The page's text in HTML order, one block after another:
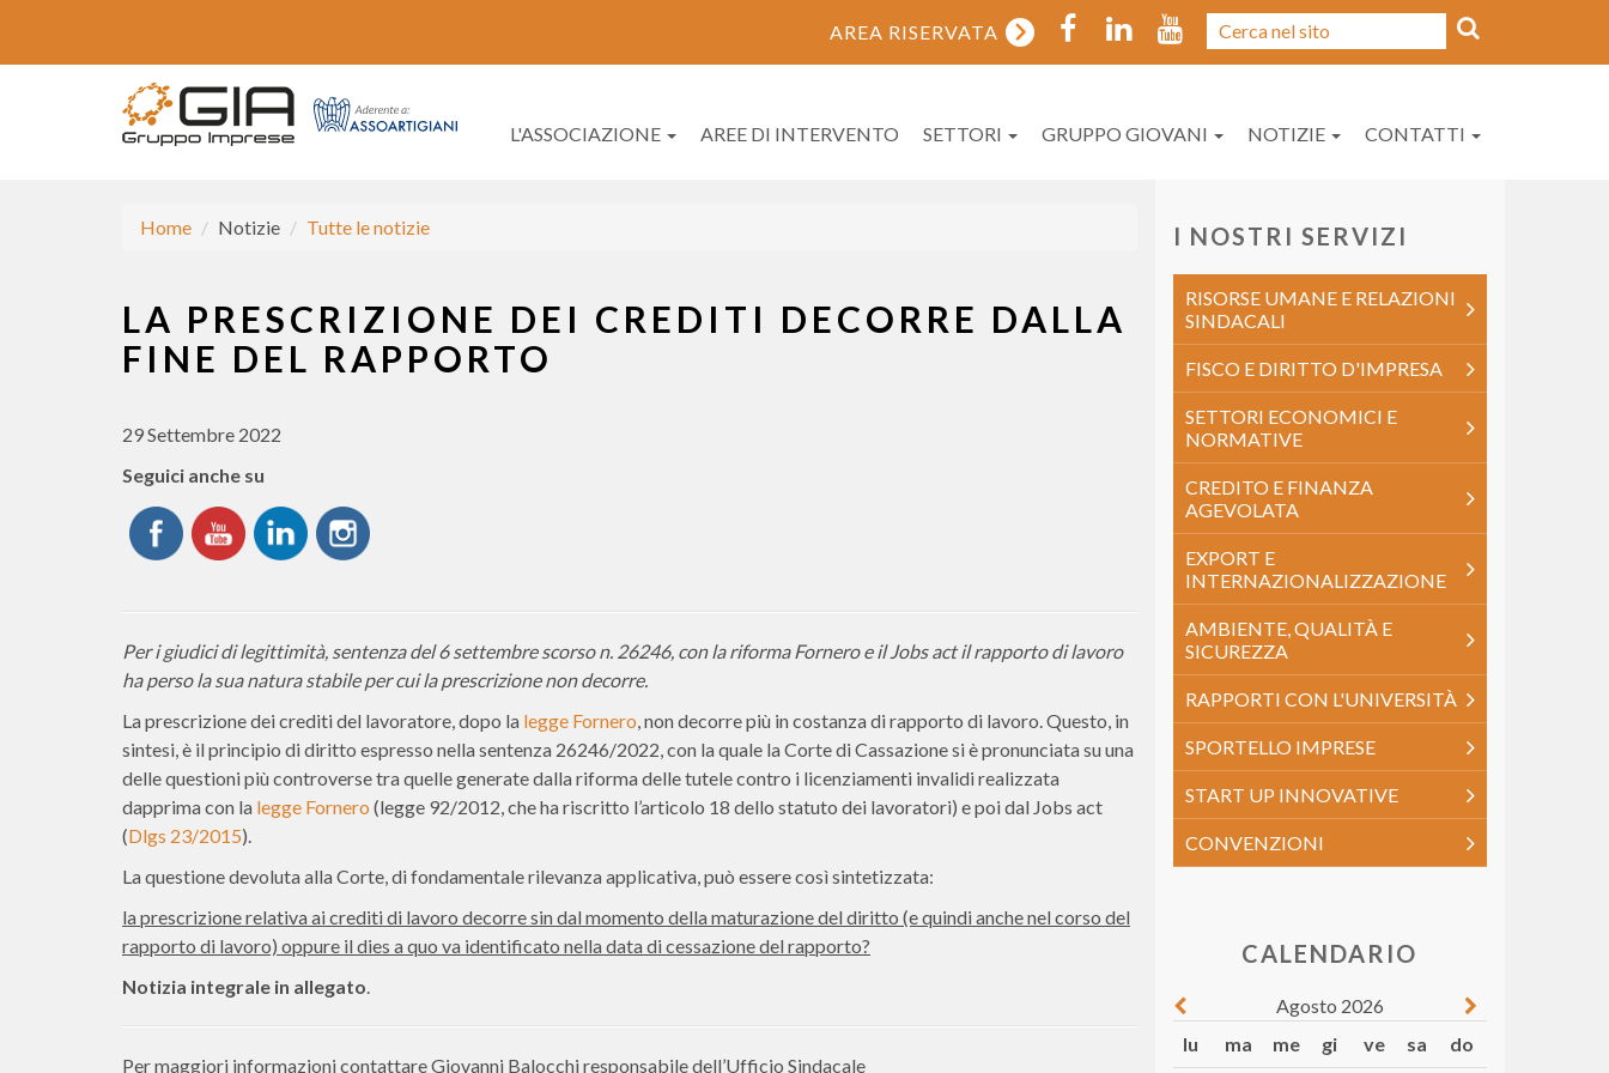
AREA RISERVATA
L'ASSOCIAZIONE AREE DI INTERVENTO SETTORI GRUPPO GIOVANI NOTIZIE CONTATTI
Home Notizie Tutte le notizie
LA PRESCRIZIONE DEI CREDITI DECORRE DALLA
FINE DEL RAPPORTO
29 Settembre 2022
Seguici anche su
Per i giudici di legittimità, sentenza del 6 settembre scorso n. 26246, con la riforma Fornero e il Jobs act il rapporto di lavoro
ha perso la sua natura stabile per cui la prescrizione non decorre.
La prescrizione dei crediti del lavoratore, dopo la legge Fornero, non decorre più in costanza di rapporto di lavoro. Questo, in
sintesi, è il principio di diritto espresso nella sentenza 26246/2022, con la quale la Corte di Cassazione si è pronunciata su una
delle questioni più controverse tra quelle generate dalla riforma delle tutele contro i licenziamenti invalidi realizzata
dapprima con la legge Fornero (legge 92/2012, che ha riscritto l’articolo 18 dello statuto dei lavoratori) e poi dal Jobs act
(Dlgs 23/2015).
La questione devoluta alla Corte, di fondamentale rilevanza applicativa, può essere così sintetizzata:
la prescrizione relativa ai crediti di lavoro decorre sin dal momento della maturazione del diritto (e quindi anche nel corso del
rapporto di lavoro) oppure il dies a quo va identificato nella data di cessazione del rapporto?
Notizia integrale in allegato.
Per maggiori informazioni contattare Giovanni Balocchi responsabile dell’Ufficio Sindacale
I NOSTRI SERVIZI
RISORSE UMANE E RELAZIONI
SINDACALI
FISCO E DIRITTO D'IMPRESA
SETTORI ECONOMICI E
NORMATIVE
CREDITO E FINANZA
AGEVOLATA
EXPORT E
INTERNAZIONALIZZAZIONE
AMBIENTE, QUALITÀ E
SICUREZZA
RAPPORTI CON L'UNIVERSITÀ
SPORTELLO IMPRESE
START UP INNOVATIVE
CONVENZIONI
CALENDARIO
Agosto 2026
lu
ma me gi ve sa do